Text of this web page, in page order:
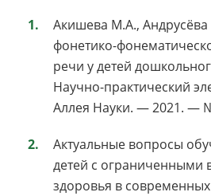
Акишева М.А.,
фонетико-
речи у детей
Научно-практический
Аллея Науки. — 2021. —
Актуальные вопросы
детей с ограниченными
здоровья в